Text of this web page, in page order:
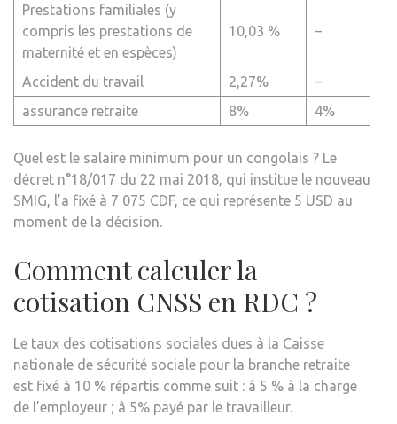
Prestations familiales (y
compris les prestations de
maternité et en espèces)
10,03 % –
Accident du travail 2,27%
–
assurance retraite
8% 4%
Quel est le salaire minimum pour un congolais ? Le
décret n°18/017 du 22 mai 2018, qui institue le nouveau
SMIG, l’a fixé à 7 075 CDF, ce qui représente 5 USD au
moment de la décision.
Comment calculer la
cotisation CNSS en RDC ?
Le taux des cotisations sociales dues à la Caisse
nationale de sécurité sociale pour la branche retraite
est fixé à 10 % répartis comme suit : â 5 % à la charge
de l’employeur ; â 5% payé par le travailleur.